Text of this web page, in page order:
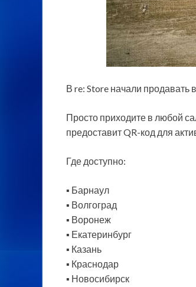
В re: Store начали продавать
Просто приходите в любой
предоставит QR-код для
Где доступно:
▪️ Барнаул
▪️ Волгоград
▪️ Воронеж
▪️ Екатеринбург
▪️ Казань
▪️ Краснодар
▪️ Новосибирск